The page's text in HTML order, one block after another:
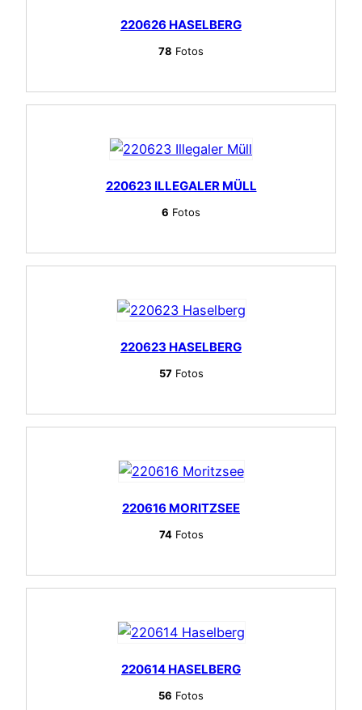
220626 HASELBERG
78 Fotos
220623 ILLEGALER MÜLL
6 Fotos
220623 HASELBERG
57Fotos
220616 MORITZSEE
74Fotos
220614 HASELBERG
56 Fotos